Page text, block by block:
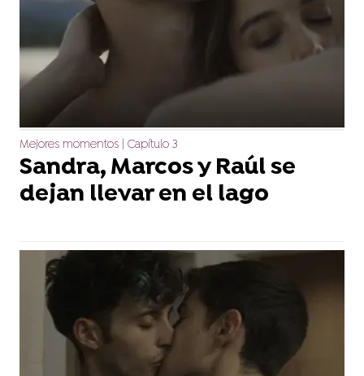
Mejores momentos | Capítulo 3
Sandra, Marcos y Raúl se
dejan llevar en el lago